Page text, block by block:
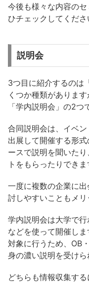
今後も様々な内容の
ひチェックしてくださ
説明会
3つ目に紹介するのは
くつか種類がありま
「学内説明会」の2つ
合同説明会は、イベ
出展して開催する形
ースで説明を聞いた
トをもらったりできま
一度に複数の企業に
討しやすいこともメリ
学内説明会は大学で
などを使って開催し
対象に行うため、OB
身の濃い説明を受けら
どちらも情報収集す